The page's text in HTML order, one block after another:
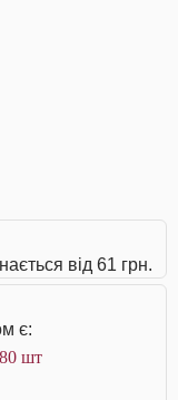
від 61 грн.
є:
шт